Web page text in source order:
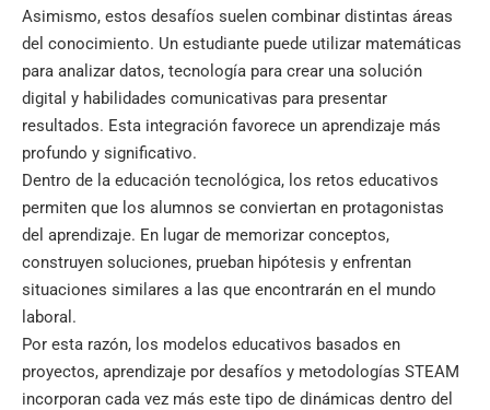
Asimismo, estos desafíos suelen combinar distintas áreas
del conocimiento. Un estudiante puede utilizar matemáticas
para analizar datos, tecnología para crear una solución
digital y habilidades comunicativas para presentar
resultados. Esta integración favorece un aprendizaje más
profundo y significativo.
Dentro de la educación tecnológica, los retos educativos
permiten que los alumnos se conviertan en protagonistas
del aprendizaje. En lugar de memorizar conceptos,
construyen soluciones, prueban hipótesis y enfrentan
situaciones similares a las que encontrarán en el mundo
laboral.
Por esta razón, los modelos educativos basados en
proyectos, aprendizaje por desafíos y metodologías STEAM
incorporan cada vez más este tipo de dinámicas dentro del